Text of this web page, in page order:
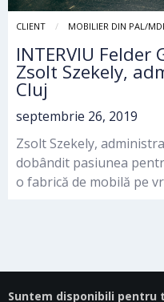
CLIENT MOBILIER DIN PAL/
INTERVIU
Zsolt Szekely,
Cluj
septembrie 26, 2019
Zsolt Szekely,
dobândit pasiunea
o fabrică de mobilă pe
Suntem disponibili pentru